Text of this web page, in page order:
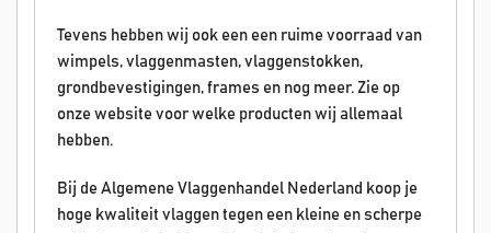
Tevens hebben wij ook een een ruime voorraad van
wimpels, vlaggenmasten, vlaggenstokken,
grondbevestigingen, frames en nog meer. Zie op
onze website voor welke producten wij allemaal
hebben.
Bij de Algemene Vlaggenhandel Nederland koop je
hoge kwaliteit vlaggen tegen een kleine en scherpe